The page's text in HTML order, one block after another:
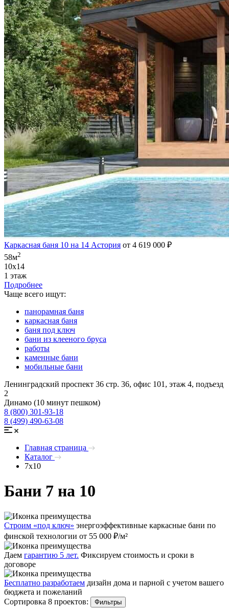
Каркасная баня 10 на 14 Астория от 4 619 000 ₽
58м2
10х14
1 этаж
Подробнее
Чаще всего ищут:
панорамная баня
каркасная баня
баня под ключ
бани из клееного бруса
работы
каменные бани
мобильные бани
Ленинградский проспект 36 стр. 36, офис 101, этаж 4, подъезд
2
Динамо (10 минут пешком)
8 (800) 301-93-18
8 (499) 490-63-08
Главная страница
Каталог
7x10
Бани 7 на 10
Строим «под ключ» энергоэффективные каркасные бани по
финской технологии от 55 000 ₽/м²
Даем гарантию 5 лет. Фиксируем стоимость и сроки в
договоре
Бесплатно разработаем дизайн дома и парной с учетом вашего
бюджета и пожеланий
Сортировка 8 проектов:
Фильтры